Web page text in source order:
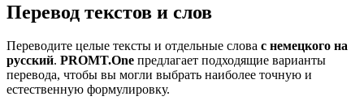
Перевод текстов и слов
Переводите целые тексты и отдельные слова с немецкого на
русский. PROMT.One предлагает подходящие варианты
перевода, чтобы вы могли выбрать наиболее точную и
естественную формулировку.